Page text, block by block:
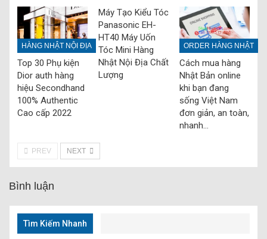
HÀNG NHẬT NỘI ĐỊA
Top 30 Phụ kiện
Dior auth hàng
hiệu Secondhand
100% Authentic
Cao cấp 2022
Máy Tạo Kiểu Tóc
Panasonic EH-
HT40 Máy Uốn
Tóc Mini Hàng
Nhật Nội Địa Chất
Lượng
ORDER HÀNG NHẬT
Cách mua hàng
Nhật Bản online
khi bạn đang
sống Việt Nam
đơn giản, an toàn,
nhanh…
PREV NEXT
Bình luận
Tìm Kiếm Nhanh